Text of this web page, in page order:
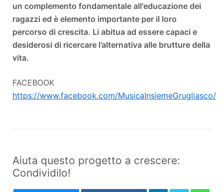
un complemento fondamentale all'educazione dei
ragazzi ed è elemento importante per il loro
percorso di crescita. Li abitua ad essere capaci e
desiderosi di ricercare l’alternativa alle brutture della
vita.
FACEBOOK
https://www.facebook.com/MusicaInsiemeGrugliasco/
Aiuta questo progetto a crescere:
Condividilo!